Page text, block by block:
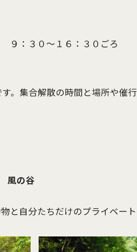
９：３０〜１６：３０ごろ
。集合解散の時間と場所や催
風の谷
と自分たちだけのプライベート